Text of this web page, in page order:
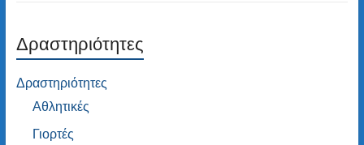
Δραστηριότητες
Δραστηριότητες
Αθλητικές
Γιορτές